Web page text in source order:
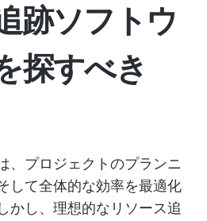
跡ソフトウ
探すべき
、プロジェクトのプランニ
して全体的な効率を最適化
かし、理想的なリソース追